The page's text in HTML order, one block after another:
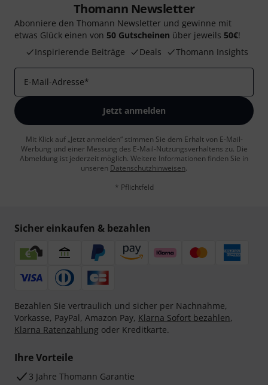
Thomann Newsletter
Abonniere den Thomann Newsletter und gewinne mit
etwas Glück einen von 50 Gutscheinen über jeweils 50€!
Inspirierende Beiträge
Deals Thomann Insights
E-Mail-Adresse*
Jetzt anmelden
Mit Klick auf „Jetzt anmelden“ stimmen Sie dem Erhalt von E-Mail-
Werbung und einer Messung des E-Mail-Nutzungsverhaltens zu. Die
Abmeldung ist jederzeit möglich. Weitere Informationen finden Sie in
unseren Datenschutzhinweisen.
* Pflichtfeld
Sicher einkaufen & bezahlen
Bezahlen Sie vertraulich und sicher per Nachnahme,
Vorkasse, PayPal, Amazon Pay, Klarna Sofort bezahlen,
Klarna Ratenzahlung oder Kreditkarte.
Ihre Vorteile
3 Jahre Thomann Garantie